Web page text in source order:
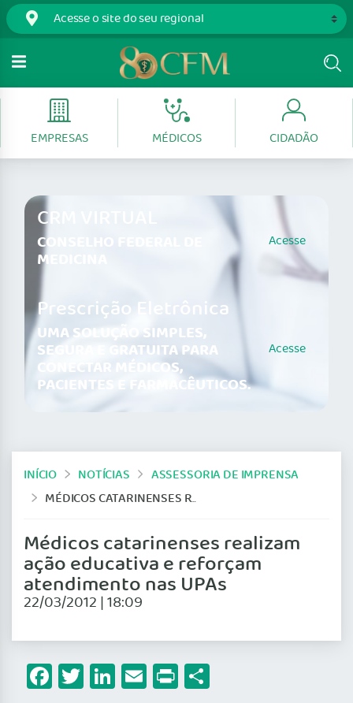
EMPRESAS MÉDICOS CIDADÃO
CRM VIRTUAL
CONSELHO FEDERAL DE
MEDICINA
Acesse
Prescrição Eletrônica
UMA SOLUÇÃO SIMPLES,
SEGURA E GRATUITA PARA
CONECTAR MÉDICOS,
PACIENTES E FARMACÊUTICOS.
Acesse
INÍCIO NOTÍCIAS
ASSESSORIA DE IMPRENSA
MÉDICOS CATARINENSES REALIZAM AÇÃO EDUCATIVA E REFORÇAM ATENDIMENTO NAS UPAS
Médicos catarinenses realizam
ação educativa e reforçam
atendimento nas UPAs
22/03/2012 | 18:09
Facebook
Twitter
LinkedIn
Email
Print